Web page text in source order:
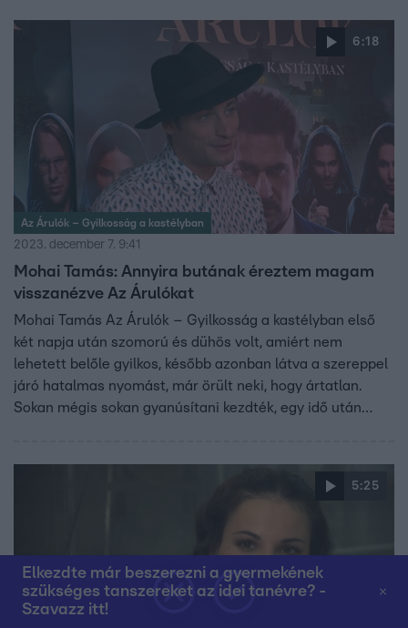
Elkezdte már beszerezni a gyermekének
szükséges tanszereket az idei tanévre? -
Szavazz itt!
mesterei, ha társasjátékról van szó.
6:18
Az Árulók – Gyilkosság a kastélyban
2023. december 7. 9:41
Mohai Tamás: Annyira butának éreztem magam
visszanézve Az Árulókat
Mohai Tamás Az Árulók – Gyilkosság a kastélyban első
két napja után szomorú és dühös volt, amiért nem
lehetett belőle gyilkos, később azonban látva a szereppel
járó hatalmas nyomást, már örült neki, hogy ártatlan.
Sokan mégis sokan gyanúsítani kezdték, egy idő után
megnyerte a játékot. Az rtl.hu-nak elmondta azt is, miben
5:25